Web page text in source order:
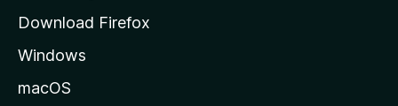
l
d
Download Firefox
Windows
macOS